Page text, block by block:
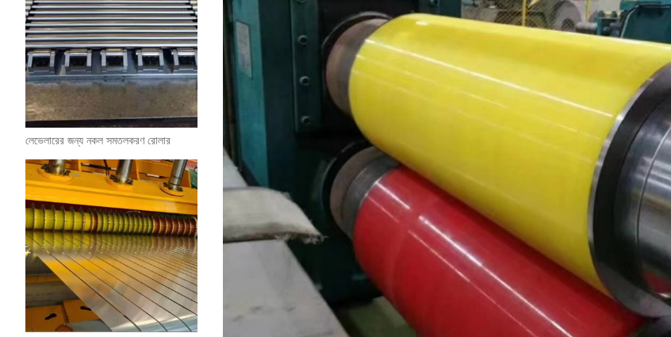
লেভেলারের জন্য নকল সমতলকরণ রোলার